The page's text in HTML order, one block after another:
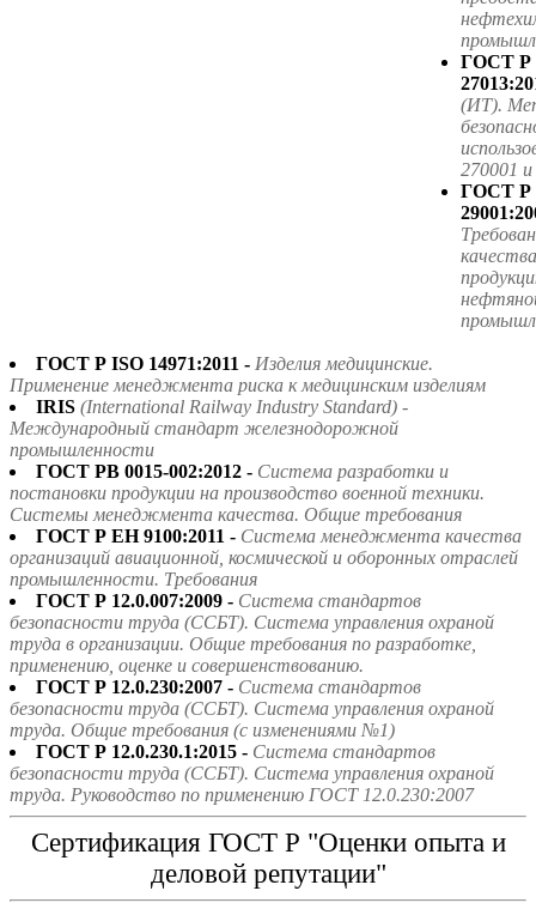
ГОСТ
(ИТ).
270001
ГОСТ
ГОСТ Р ISO 14971:2011 - Изделия медицинские.
Применение менеджмента риска к медицинским изделиям
IRIS (International Railway Industry Standard) -
Международный стандарт железнодорожной
промышленности
ГОСТ РВ 0015-002:2012 - Система разработки и
постановки продукции на производство военной техники.
Системы менеджмента качества. Общие требования
ГОСТ Р ЕН 9100:2011 - Система менеджмента качества
организаций авиационной, космической и оборонных отраслей
промышленности. Требования
ГОСТ Р 12.0.007:2009 - Система стандартов
безопасности труда (ССБТ). Система управления охраной
труда в организации. Общие требования по разработке,
применению, оценке и совершенствованию.
ГОСТ Р 12.0.230:2007 - Система стандартов
безопасности труда (ССБТ). Система управления охраной
труда. Общие требования (с изменениями №1)
ГОСТ Р 12.0.230.1:2015 - Система стандартов
безопасности труда (ССБТ). Система управления охраной
труда. Руководство по применению ГОСТ 12.0.230:2007
Сертификация ГОСТ Р "Оценки опыта и
деловой репутации"